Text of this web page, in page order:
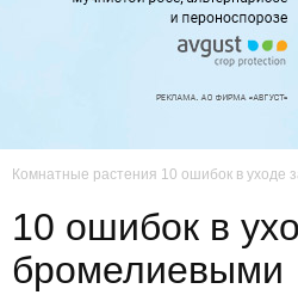
Комнатные растения 10 ошибок в уходе
10 ошибок в
бромелиевыми